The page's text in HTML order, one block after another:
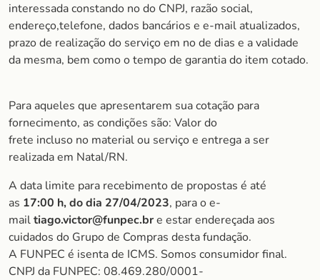
interessada constando no do CNPJ, razão social,
endereço,telefone, dados bancários e e-mail atualizados,
prazo de realização do serviço em no de dias e a validade
da mesma, bem como o tempo de garantia do item cotado.
Para aqueles que apresentarem sua cotação para
fornecimento, as condições são: Valor do
frete incluso no material ou serviço e entrega a ser
realizada em Natal/RN.
A data limite para recebimento de propostas é até
as 17:00 h, do dia 27/04/2023, para o e-
mailtiago.victor@funpec.bre estar endereçada aos
cuidados do Grupo de Compras desta fundação.
A FUNPEC é isenta de ICMS. Somos consumidor final.
CNPJ da FUNPEC: 08.469.280/0001-